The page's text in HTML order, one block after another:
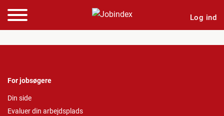
Log ind
For jobsøgere
Din side
Evaluer din arbejdsplads